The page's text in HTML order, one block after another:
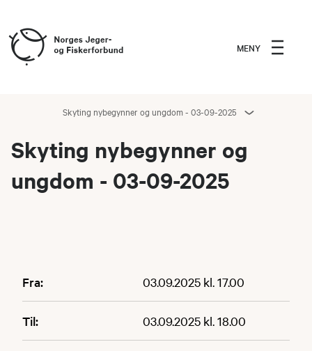
MENY
Skyting nybegynner og ungdom - 03-09-2025
Skyting nybegynner og
ungdom - 03-09-2025
Fra: 03.09.2025 kl. 17.00
Til: 03.09.2025 kl. 18.00